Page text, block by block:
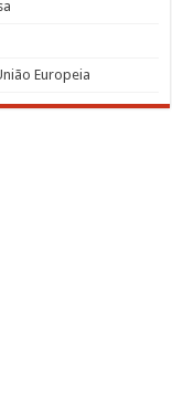
Europeia